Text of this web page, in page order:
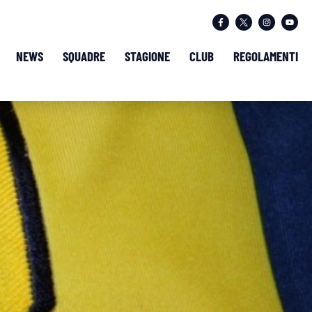
NEWS SQUADRE STAGIONE CLUB REGOLAMENTI